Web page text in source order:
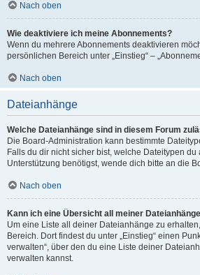
Nach oben
Wie deaktiviere ich meine Abonnements?
Wenn du mehrere Abonnements deaktivieren
persönlichen Bereich unter „Einstieg“ –
Nach oben
Dateianhänge
Welche Dateianhänge sind in diesem Forum
Die Board-Administration kann bestimmte
Falls du dir nicht sicher bist, welche Dateitypen
Unterstützung benötigst, wende dich bitte an die
Nach oben
Kann ich eine Übersicht all meiner
Um eine Liste all deiner Dateianhänge zu
Bereich. Dort findest du unter „Einstieg“ einen
verwalten“, über den du eine Liste deiner
verwalten kannst.